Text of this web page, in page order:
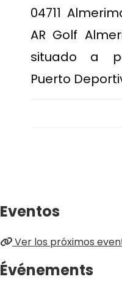
04711
AR Golf
situado a
Puerto
Eventos
Ver los próximos
Événements